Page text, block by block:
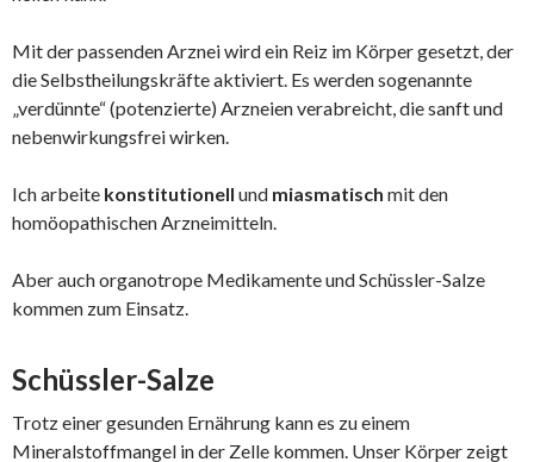
Mit der passenden Arznei wird ein Reiz im Körper gesetzt, der
die Selbstheilungskräfte aktiviert. Es werden sogenannte
„verdünnte“ (potenzierte) Arzneien verabreicht, die sanft und
nebenwirkungsfrei wirken.
Ich arbeite konstitutionell und miasmatisch mit den
homöopathischen Arzneimitteln.
Aber auch organotrope Medikamente und Schüssler-Salze
kommen zum Einsatz.
Schüssler-Salze
Trotz einer gesunden Ernährung kann es zu einem
Mineralstoffmangel in der Zelle kommen. Unser Körper zeigt